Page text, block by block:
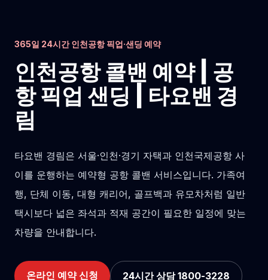
365일 24시간 인천공항 픽업·샌딩 예약
인천공항 콜밴 예약 | 공
항 픽업 샌딩 | 타요밴 경
림
타요밴 경림은 서울·인천·경기 자택과 인천국제공항 사
이를 운행하는 예약형 공항 콜밴 서비스입니다. 가족여
행, 단체 이동, 대형 캐리어, 골프백과 유모차처럼 일반
택시보다 넓은 좌석과 적재 공간이 필요한 일정에 맞는
차량을 안내합니다.
온라인 예약 신청 24시간 상담 1800-3228